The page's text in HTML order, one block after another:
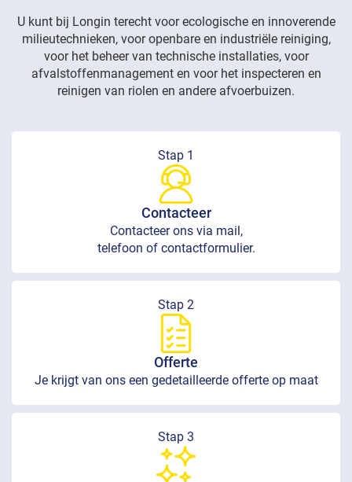
U kunt bij Longin terecht voor ecologische en innoverende
milieutechnieken, voor openbare en industriële reiniging,
voor het beheer van technische installaties, voor
afvalstoffenmanagement en voor het inspecteren en
reinigen van riolen en andere afvoerbuizen.
Stap 1
Contacteer
Contacteer ons via mail,
telefoon of contactformulier.
Stap 2
Offerte
Je krijgt van ons een gedetailleerde offerte op maat
Stap 3